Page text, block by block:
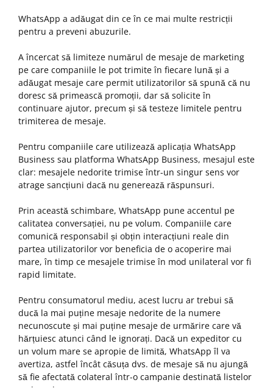
WhatsApp a adăugat din ce în ce mai multe restricții
pentru a preveni abuzurile.
A încercat să limiteze numărul de mesaje de marketing
pe care companiile le pot trimite în fiecare lună și a
adăugat mesaje care permit utilizatorilor să spună că nu
doresc să primească promoții, dar să solicite în
continuare ajutor, precum și să testeze limitele pentru
trimiterea de mesaje.
Pentru companiile care utilizează aplicația WhatsApp
Business sau platforma WhatsApp Business, mesajul este
clar: mesajele nedorite trimise într-un singur sens vor
atrage sancțiuni dacă nu generează răspunsuri.
Prin această schimbare, WhatsApp pune accentul pe
calitatea conversației, nu pe volum. Companiile care
comunică responsabil și obțin interacțiuni reale din
partea utilizatorilor vor beneficia de o acoperire mai
mare, în timp ce mesajele trimise în mod unilateral vor fi
rapid limitate.
Pentru consumatorul mediu, acest lucru ar trebui să
ducă la mai puține mesaje nedorite de la numere
necunoscute și mai puține mesaje de urmărire care vă
hărțuiesc atunci când le ignorați. Dacă un expeditor cu
un volum mare se apropie de limită, WhatsApp îl va
avertiza, astfel încât căsuța dvs. de mesaje să nu ajungă
să fie afectată colateral într-o campanie destinată listelor